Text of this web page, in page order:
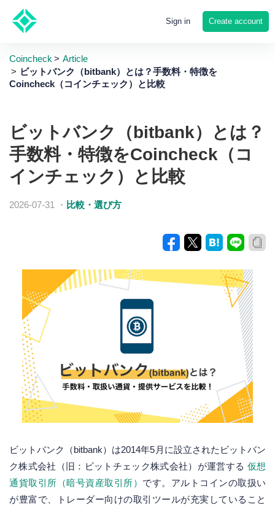
Sign in Create account
Coincheck
Article
ビットバンク（bitbank）とは？手数料・特徴を
Coincheck（コインチェック）と比較
ビットバンク（bitbank）とは？
手数料・特徴をCoincheck（コ
インチェック）と比較
2026-07-31 ・ 比較・選び方
ビットバンク（bitbank）は2014年5月に設立されたビットバン
ク株式会社（旧：ビットチェック株式会社）が運営する 仮想
通貨取引所（暗号資産取引所） です。アルトコインの取扱い
が豊富で、トレーダー向けの取引ツールが充実していること